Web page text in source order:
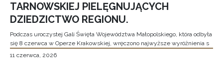
TARNOWSKIEJ PIELĘGNUJĄCYCH
DZIEDZICTWO REGIONU.
Podczas uroczystej Gali Święta Województwa Małopolskiego, która odbyła
się 8 czerwca w Operze Krakowskiej, wręczono najwyższe wyróżnienia s
11 czerwca, 2026